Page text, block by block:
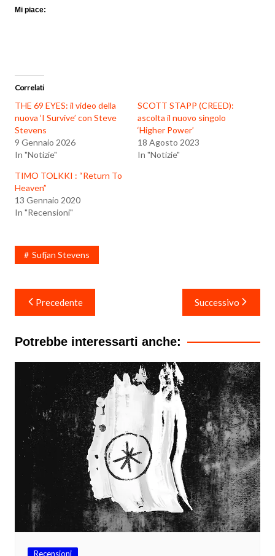
Mi piace:
Correlati
THE 69 EYES: il video della
nuova ‘I Survive’ con Steve
Stevens
9 Gennaio 2026
In "Notizie"
SCOTT STAPP (CREED):
ascolta il nuovo singolo
‘Higher Power’
18 Agosto 2023
In "Notizie"
TIMO TOLKKI : “Return To
Heaven”
13 Gennaio 2020
In "Recensioni"
Sufjan Stevens
Navigazione
articoli
Precedente Successivo
Potrebbe interessarti anche:
Recensioni